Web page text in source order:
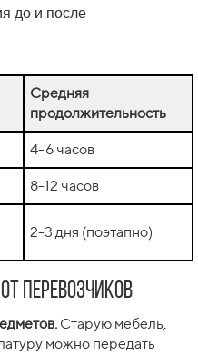
до и после
Средняя
продолжительность
4-6 часов
8-12 часов
2-3 дня (поэтапно)
перевозчиков
Старую мебель,
можно передать